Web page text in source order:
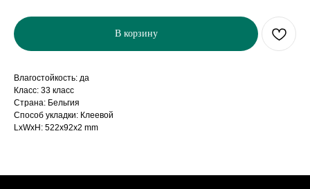
В корзину
Влагостойкость: да
Класс: 33 класс
Страна: Бельгия
Способ укладки: Клеевой
LxWxH: 522x92x2 mm